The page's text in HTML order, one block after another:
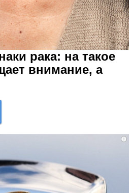
рака: на такое
внимание, а
i